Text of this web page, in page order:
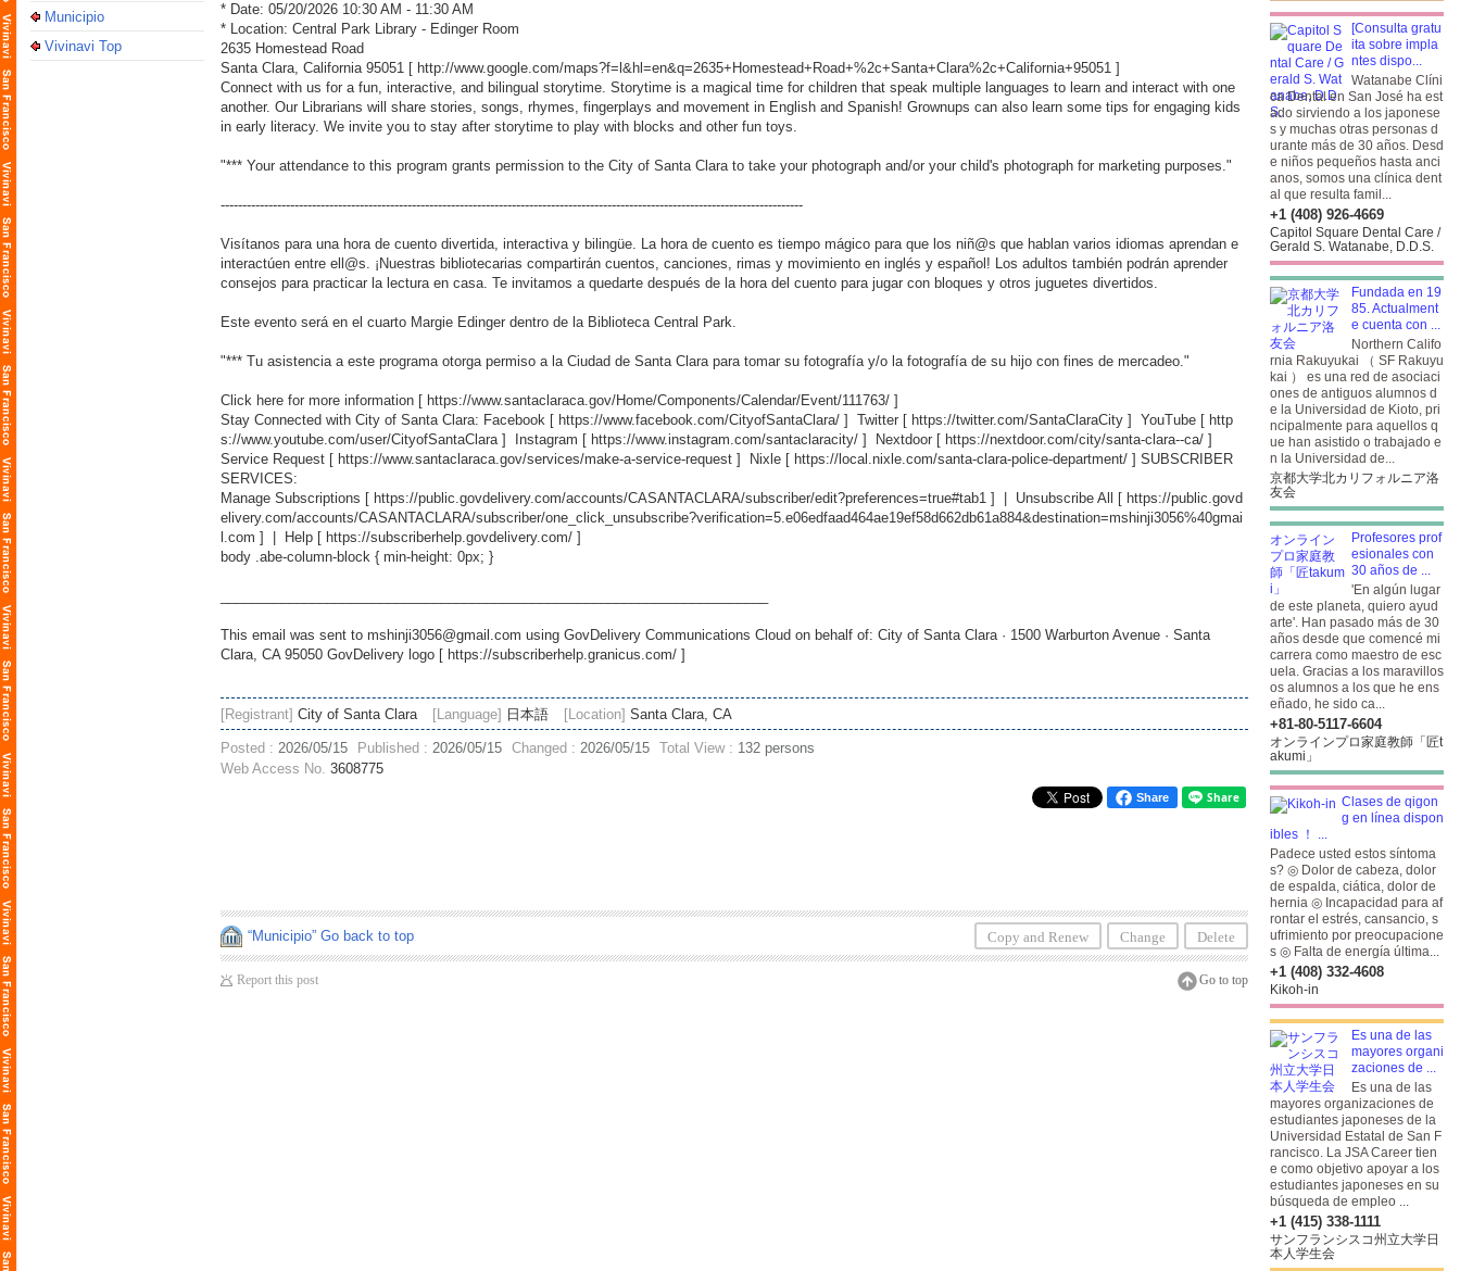
Municipio
Vivinavi Top
* Date: 05/20/2026 10:30 AM - 11:30 AM
* Location: Central Park Library - Edinger Room
2635 Homestead Road
Santa Clara, California 95051 [ http://www.google.com/maps?f=l&hl=en&q=2635+Homestead+Road+%2c+Santa+Clara%2c+California+95051 ]
Connect with us for a fun, interactive, and bilingual storytime. Storytime is a magical time for children that speak multiple languages to learn and interact with one
another. Our Librarians will share stories, songs, rhymes, fingerplays and movement in English and Spanish! Grownups can also learn some tips for engaging kids
in early literacy. We invite you to stay after storytime to play with blocks and other fun toys.
"*** Your attendance to this program grants permission to the City of Santa Clara to take your photograph and/or your child's photograph for marketing purposes."
--------------------------------------------------------------------------------------------------------------------------------------
Visítanos para una hora de cuento divertida, interactiva y bilingüe. La hora de cuento es tiempo mágico para que los niñ@s que hablan varios idiomas aprendan e
interactúen entre ell@s. ¡Nuestras bibliotecarias compartirán cuentos, canciones, rimas y movimiento en inglés y español! Los adultos también podrán aprender
consejos para practicar la lectura en casa. Te invitamos a quedarte después de la hora del cuento para jugar con bloques y otros juguetes divertidos.
Este evento será en el cuarto Margie Edinger dentro de la Biblioteca Central Park.
"*** Tu asistencia a este programa otorga permiso a la Ciudad de Santa Clara para tomar su fotografía y/o la fotografía de su hijo con fines de mercadeo."
Click here for more information [ https://www.santaclaraca.gov/Home/Components/Calendar/Event/111763/ ]
Stay Connected with City of Santa Clara: Facebook [ https://www.facebook.com/CityofSantaClara/ ] Twitter [ https://twitter.com/SantaClaraCity ] YouTube [ http
s://www.youtube.com/user/CityofSantaClara] Instagram [ https://www.instagram.com/santaclaracity/ ] Nextdoor [ https://nextdoor.com/city/santa-clara--ca/ ]
Service Request [ https://www.santaclaraca.gov/services/make-a-service-request ] Nixle [ https://local.nixle.com/santa-clara-police-department/ ] SUBSCRIBER
SERVICES:
Manage Subscriptions [ https://public.govdelivery.com/accounts/CASANTACLARA/subscriber/edit?preferences=true#tab1 ] | Unsubscribe All [ https://public.govd
elivery.com/accounts/CASANTACLARA/subscriber/one_click_unsubscribe?verification=5.e06edfaad464ae19ef58d662db61a884&destination=mshinji3056%40gmai
l.com ] | Help [ https://subscriberhelp.govdelivery.com/ ]
body .abe-column-block { min-height: 0px; }
This email was sent to mshinji3056@gmail.com using GovDelivery Communications Cloud on behalf of: City of Santa Clara · 1500 Warburton Avenue · Santa
Clara, CA 95050 GovDelivery logo [ https://subscriberhelp.granicus.com/ ]
[Registrant] City of Santa Clara [Language] 日本語 [Location] Santa Clara, CA
Posted : 2026/05/15 Published : 2026/05/15 Changed : 2026/05/15 Total View : 132 persons
Web Access No. 3608775
Share
“Municipio” Go back to top Copy and Renew Change Delete
Report this post Go to top
[Consulta gratu
ita sobre impla
ntes dispo...
Watanabe Clíni
ca Dental en San José ha est
ado sirviendo a los japonese
s y muchas otras personas d
urante más de 30 años. Desd
e niños pequeños hasta anci
anos, somos una clínica dent
al que resulta famil...
+1 (408) 926-4669
Capitol Square Dental Care /
Gerald S. Watanabe, D.D.S.
Fundada en 19
85. Actualment
e cuenta con ...
Northern Califo
rnia Rakuyukai （ SF Rakuyu
kai ） es una red de asociaci
ones de antiguos alumnos d
e la Universidad de Kioto, pri
ncipalmente para aquellos q
ue han asistido o trabajado e
n la Universidad de...
京都大学北カリフォルニア洛
友会
Profesores prof
esionales con
30 años de ...
'En algún lugar
de este planeta, quiero ayud
arte'. Han pasado más de 30
años desde que comencé mi
carrera como maestro de esc
uela. Gracias a los maravillos
os alumnos a los que he ens
eñado, he sido ca...
+81-80-5117-6604
オンラインプロ家庭教師「匠t
akumi」
Clases de qigon
g en línea dispon
ibles ！ ...
Padece usted estos síntoma
s? ◎ Dolor de cabeza, dolor
de espalda, ciática, dolor de
hernia ◎ Incapacidad para af
rontar el estrés, cansancio, s
ufrimiento por preocupacione
s ◎ Falta de energía última...
+1 (408) 332-4608
Kikoh-in
Es una de las
mayores organi
zaciones de ...
Es una de las
mayores organizaciones de
estudiantes japoneses de la
Universidad Estatal de San F
rancisco. La JSA Career tien
e como objetivo apoyar a los
estudiantes japoneses en su
búsqueda de empleo ...
+1 (415) 338-1111
サンフランシスコ州立大学日
本人学生会